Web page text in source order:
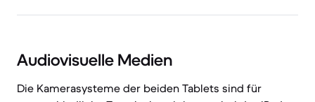
Audiovisuelle Medien
Die Kamerasysteme der beiden Tablets sind für